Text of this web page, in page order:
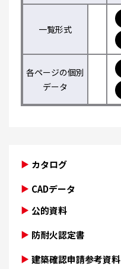
一覧形式
各ページの個別
データ
カタログ
CADデータ
公的資料
防耐火認定書
建築確認申請参考資料